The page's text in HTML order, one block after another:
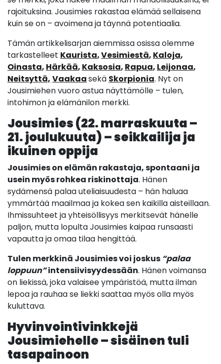
rajoituksina. Jousimies rakastaa elämää sellaisena
kuin se on – avoimena ja täynnä potentiaalia.
Tämän artikkelisarjan aiemmissa osissa olemme
tarkastelleet Kaurista,Vesimiestä, Kaloja,
Oinasta, Härkää, Kaksosia, Rapua, Leijonaa,
Neitsyttä, Vaakaasekä Skorpionia. Nyt on
Jousimiehen vuoro astua näyttämölle – tulen,
intohimon ja elämänilon merkki.
Jousimies (22. marraskuuta –
21. joulukuuta) – seikkailija ja
ikuinen oppija
Jousimies on elämän rakastaja, spontaani ja
usein myös rohkea riskinottaja. Hänen
sydämensä palaa uteliaisuudesta – hän haluaa
ymmärtää maailmaa ja kokea sen kaikilla aisteillaan.
Ihmissuhteet ja yhteisöllisyys merkitsevät hänelle
paljon, mutta lopulta Jousimies kaipaa runsaasti
vapautta ja omaa tilaa hengittää.
Tulen merkkinä Jousimies voi joskus “palaa
loppuun”intensiivisyydessään. Hänen voimansa
on liekissä, joka valaisee ympäristöä, mutta ilman
lepoa ja rauhaa se liekki saattaa myös olla myös
kuluttava.
Hyvinvointivinkkejä
Jousimiehelle – sisäinen tuli
tasapainoon